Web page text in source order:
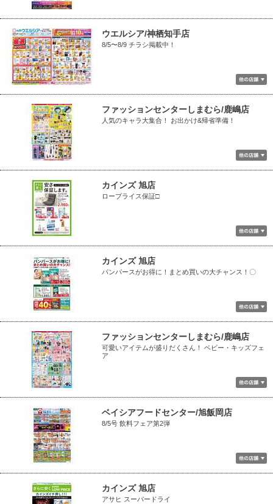
ウエルシア/神栖知手店
8/5〜8/9 チラシ掲載中！
ファッションセンターしまむら/鹿嶋店
人気のキャラ大集合！ お出かけ&帰省準備！
カインズ 旭店
ロープライス保証□
カインズ 旭店
パンパースがお得に！まとめ買いの大チャンス！〇
ファッションセンターしまむら/鹿嶋店
可愛いアイテムが盛りだくさん！ ベビー・キッズフェ
ア
ベイシアフードセンター/旭飯岡店
8/5号 飲料フェア第2弾
カインズ 旭店
アサヒ スーパードライ